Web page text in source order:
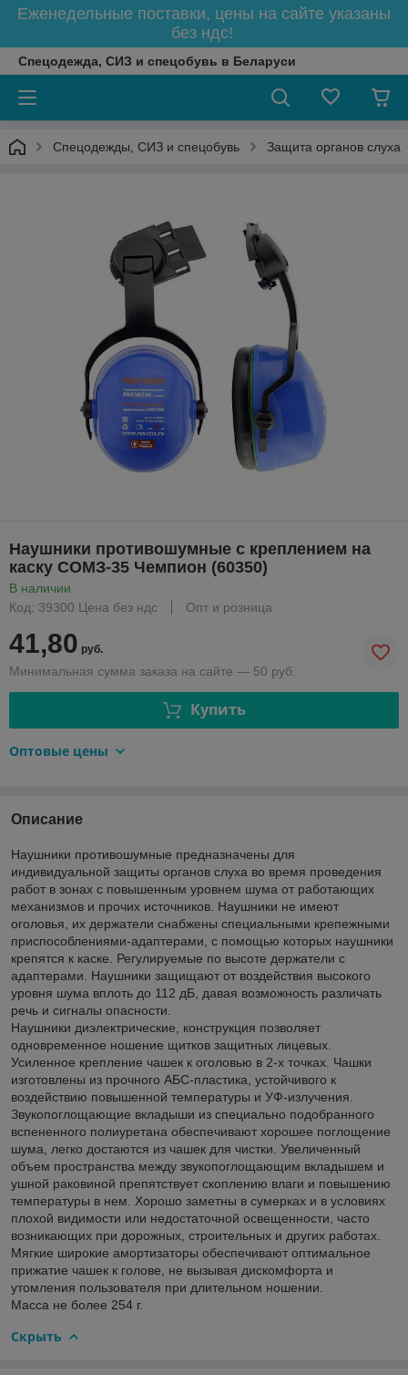
Еженедельные поставки, цены на сайте указаны
без ндс!
Спецодежда, СИЗ и спецобувь в Беларуси
Спецодежды, СИЗ и спецобувь Защита органов слуха
Наушники противошумные с креплением на
каску СОМЗ-35 Чемпион (60350)
В наличии
Код: 39300 Цена без ндс
Опт и розница
41,80 руб.
Минимальная сумма заказа на сайте — 50 руб.
Купить
Оптовые цены
Описание
Наушники противошумные предназначены для
индивидуальной защиты органов слуха во время проведения
работ в зонах с повышенным уровнем шума от работающих
механизмов и прочих источников. Наушники не имеют
оголовья, их держатели снабжены специальными крепежными
приспособлениями-адаптерами, с помощью которых наушники
крепятся к каске. Регулируемые по высоте держатели с
адаптерами. Наушники защищают от воздействия высокого
уровня шума вплоть до 112 дБ, давая возможность различать
речь и сигналы опасности.
Наушники диэлектрические, конструкция позволяет
одновременное ношение щитков защитных лицевых.
Усиленное крепление чашек к оголовью в 2-х точках. Чашки
изготовлены из прочного AБС-пластика, устойчивого к
воздействию повышенной температуры и УФ-излучения.
Звукопоглощающие вкладыши из специально подобранного
вспененного полиуретана обеспечивают хорошее поглощение
шума, легко достаются из чашек для чистки. Увеличенный
объем пространства между звукопоглощающим вкладышем и
ушной раковиной препятствует скоплению влаги и повышению
температуры в нем. Хорошо заметны в сумерках и в условиях
плохой видимости или недостаточной освещенности, часто
возникающих при дорожных, строительных и других работах.
Мягкие широкие амортизаторы обеспечивают оптимальное
прижатие чашек к голове, не вызывая дискомфорта и
утомления пользователя при длительном ношении.
Масса не более 254 г.
Скрыть